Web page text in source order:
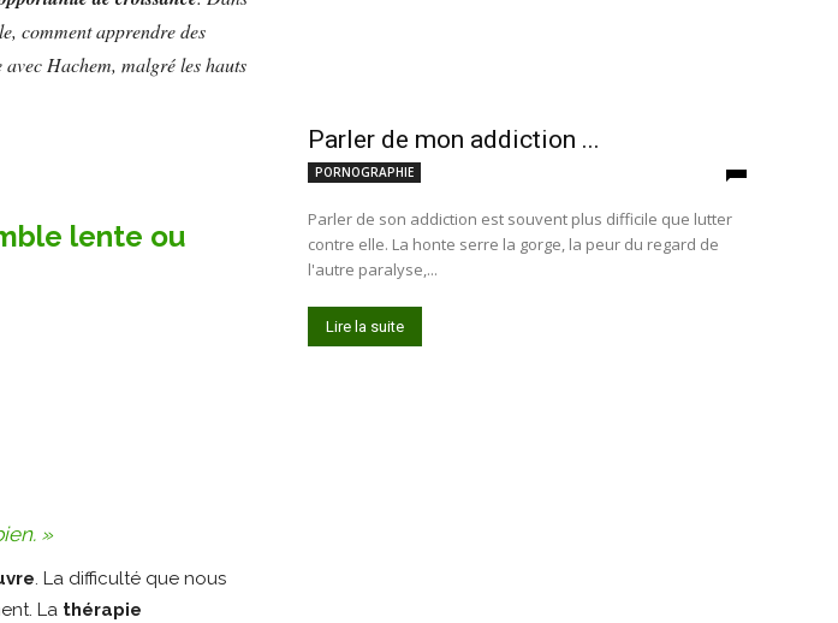
comment apprendre des
Hachem, malgré les hauts
lente ou
»
. La difficulté que nous
La thérapie
Parler de mon addiction ...
PORNOGRAPHIE
Parler de son addiction est souvent plus difficile que lutter
contre elle. La honte serre la gorge, la peur du regard de
l'autre paralyse,...
Lire la suite